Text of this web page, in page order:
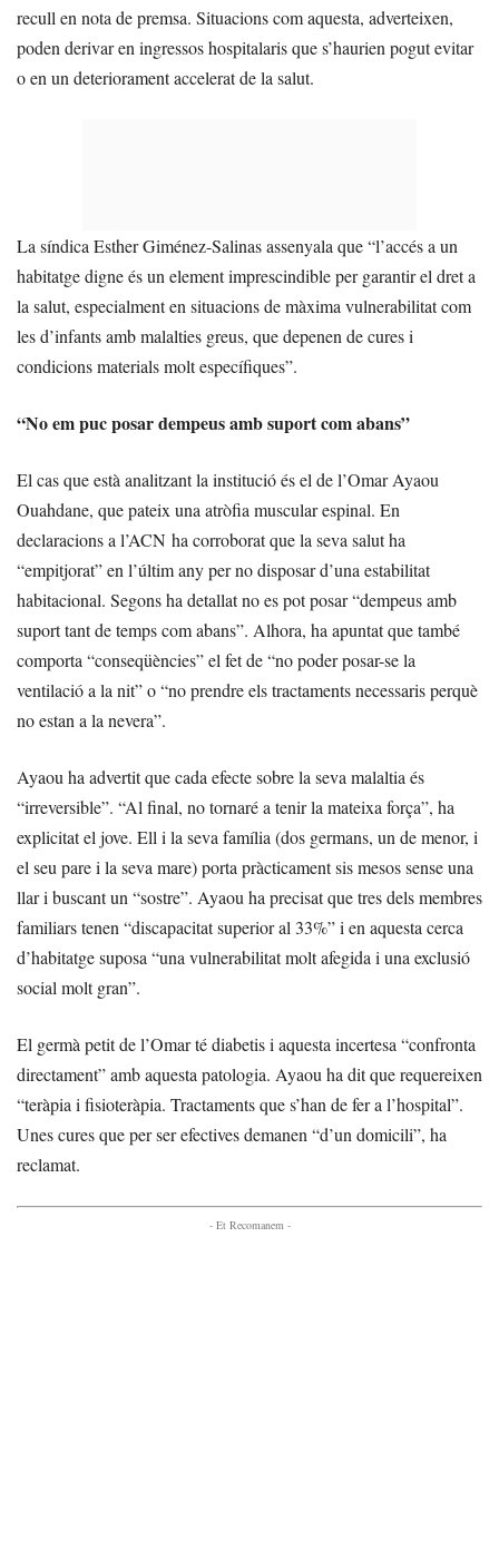
recull en nota de premsa. Situacions com aquesta, adverteixen,
poden derivar en ingressos hospitalaris que s’haurien pogut evitar
o en un deteriorament accelerat de la salut.
La síndica Esther Giménez-Salinas assenyala que “l’accés a un
habitatge digne és un element imprescindible per garantir el dret a
la salut, especialment en situacions de màxima vulnerabilitat com
les d’infants amb malalties greus, que depenen de cures i
condicions materials molt específiques”.
“No em puc posar dempeus amb suport com abans”
El cas que està analitzant la institució és el de l’Omar Ayaou
Ouahdane, que pateix una atròfia muscular espinal. En
declaracions a l’ACN ha corroborat que la seva salut ha
“empitjorat” en l’últim any per no disposar d’una estabilitat
habitacional. Segons ha detallat no es pot posar “dempeus amb
suport tant de temps com abans”. Alhora, ha apuntat que també
comporta “conseqüències” el fet de “no poder posar-se la
ventilació a la nit” o “no prendre els tractaments necessaris perquè
no estan a la nevera”.
Ayaou ha advertit que cada efecte sobre la seva malaltia és
“irreversible”. “Al final, no tornaré a tenir la mateixa força”, ha
explicitat el jove. Ell i la seva família (dos germans, un de menor, i
el seu pare i la seva mare) porta pràcticament sis mesos sense una
llar i buscant un “sostre”. Ayaou ha precisat que tres dels membres
familiars tenen “discapacitat superior al 33%” i en aquesta cerca
d’habitatge suposa “una vulnerabilitat molt afegida i una exclusió
social molt gran”.
El germà petit de l’Omar té diabetis i aquesta incertesa “confronta
directament” amb aquesta patologia. Ayaou ha dit que requereixen
“teràpia i fisioteràpia. Tractaments que s’han de fer a l’hospital”.
Unes cures que per ser efectives demanen “d’un domicili”, ha
reclamat.
- Et Recomanem -